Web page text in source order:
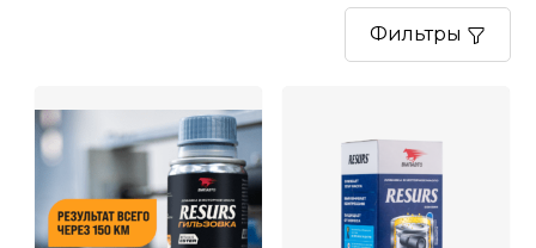
Фильтры